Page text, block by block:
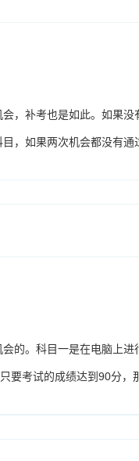
，补考也是如此。如果
，如果两次机会都没有通
的。科目一是在电脑上
要考试的成绩达到90分，